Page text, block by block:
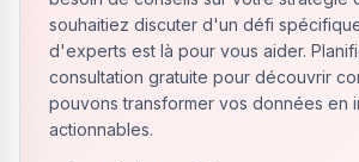
souhaitiez discuter d'un défi
d'experts est là pour vous aider.
consultation gratuite pour découvrir
pouvons transformer vos données en
actionnables.